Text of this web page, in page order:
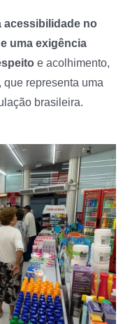
acessibilidade no
uma exigência
e acolhimento,
representa uma
brasileira.